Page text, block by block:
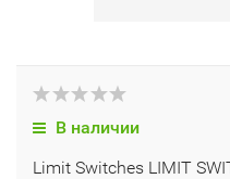
В наличии
Limit Switches LIMIT